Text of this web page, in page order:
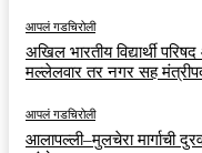
आपलं गडचिरोली
अखिल भारतीय विद्यार्थी
मल्लेलवार तर नगर सह
आपलं गडचिरोली
आलापल्ली–मुलचेरा मार्गाची